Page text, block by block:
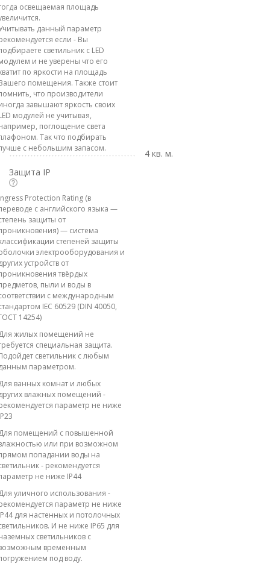
освещаемая площадь
данный параметр
если - Вы
светильник с LED
и не уверены что его
по яркости на площадь
помещения. Также стоит
что производители
завышают яркость своих
модулей не учитывая,
поглощение света
Так что подбирать
с небольшим запасом.
4 кв. м.
Защита IP
Protection Rating (в
с английского языка —
защиты от
— система
степеней защиты
электрооборудования и
устройств от
твёрдых
пыли и воды в
с международным
IEC 60529 (DIN 40050,
14254)
жилых помещений не
специальная защита.
светильник с любым
параметром.
ванных комнат и любых
влажных помещений -
параметр не ниже
помещений с повышенной
или при возможном
попадании воды на
- рекомендуется
не ниже IP44
уличного использования -
параметр не ниже
для настенных и потолочных
И не ниже IP65 для
светильников с
временным
под воду.